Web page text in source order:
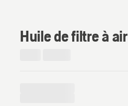
Huile de filtre à air